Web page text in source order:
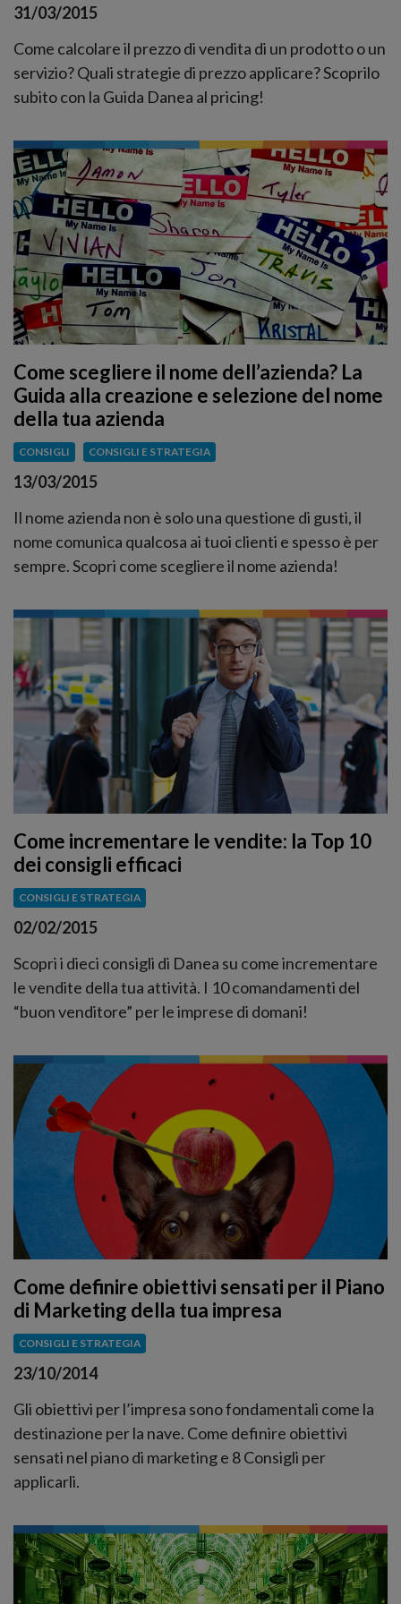
31/03/2015
Come calcolare il prezzo di vendita di un prodotto o un
servizio? Quali strategie di prezzo applicare? Scoprilo
subito con la Guida Danea al pricing!
Come scegliere il nome dell’azienda? La
Guida alla creazione e selezione del nome
della tua azienda
CONSIGLI CONSIGLI E STRATEGIA
13/03/2015
Il nome azienda non è solo una questione di gusti, il
nome comunica qualcosa ai tuoi clienti e spesso è per
sempre. Scopri come scegliere il nome azienda!
Come incrementare le vendite: la Top 10
dei consigli efficaci
CONSIGLI E STRATEGIA
02/02/2015
Scopri i dieci consigli di Danea su come incrementare
le vendite della tua attività. I 10 comandamenti del
“buon venditore” per le imprese di domani!
Come definire obiettivi sensati per il Piano
di Marketing della tua impresa
CONSIGLI E STRATEGIA
23/10/2014
Gli obiettivi per l’impresa sono fondamentali come la
destinazione per la nave. Come definire obiettivi
sensati nel piano di marketing e 8 Consigli per
applicarli.